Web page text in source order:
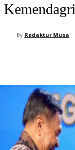
Kemendagri
By Redaktur Musa